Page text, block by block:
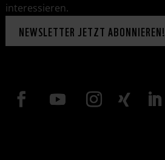
interessieren.
NEWSLETTER JETZT ABONNIEREN!